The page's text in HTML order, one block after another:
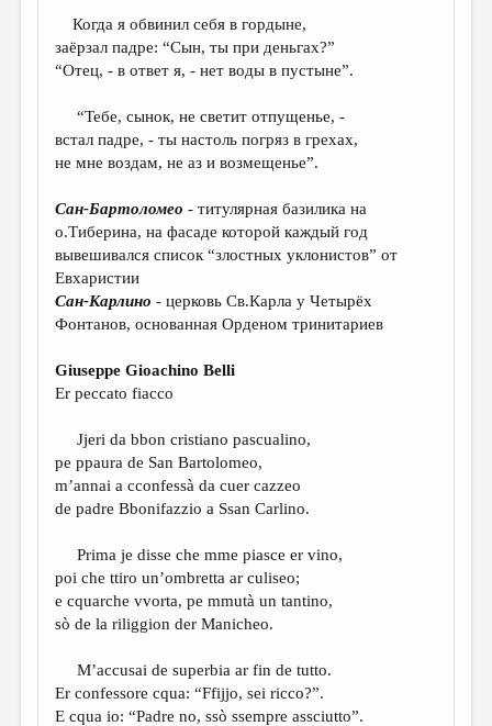
КОНКУРСЫ
КНИЖНАЯ ПОЛКА
ОБЗОР ЛИТЕРАТУРЫ
СТРАНИЦЫ ПАМЯТИ
ОБЪЯВЛЕНИЯ
КОЛОНКА РЕДАКТОРА
РЕДКОЛЛЕГИЯ
ОТ РЕДАКЦИИ
МАЛАЯ ПРОЗА
ЭССЕИСТИКА
ЛИТЕРАТУРОВЕДЕНИЕ
КУЛЬТУРОВЕДЕНИЕ
ПУБЛИЦИСТИКА
РЕЦЕНЗИРОВАНИЕ
ЦИКЛЫ ПУБЛИКАЦИЙ
ТРЕДИАКОВСКИЙ
МЕДИА
Когда я обвинил себя в гордыне,
заёрзал падре: “Сын, ты при деньгах?”
“Отец, - в ответ я, - нет воды в пустыне”.
“Тебе, сынок, не светит отпущенье, -
встал падре, - ты настоль погряз в грехах,
не мне воздам, не аз и возмещенье”.
Сан-Бартоломео - титулярная базилика на
о.Тиберина, на фасаде которой каждый год
вывешивался список “злостных уклонистов” от
Евхаристии
Сан-Карлино - церковь Св.Карла у Четырёх
Фонтанов, основанная Орденом тринитариев
Giuseppe Gioachino Belli
Er peccato fiacco
Jjeri da bbon cristiano pascualino,
pe ppaura de San Bartolomeo,
m’annai a cconfessà da cuer cazzeo
de padre Bbonifazzio a Ssan Carlino.
Prima je disse che mme piasce er vino,
poi che ttiro un’ombretta ar culiseo;
e cquarche vvorta, pe mmutà un tantino,
sò de la riliggion der Manicheo.
M’accusai de superbia ar fin de tutto.
Er confessore cqua: “Ffijjo, sei ricco?”.
E cqua io: “Padre no, ssò ssempre assciutto”.